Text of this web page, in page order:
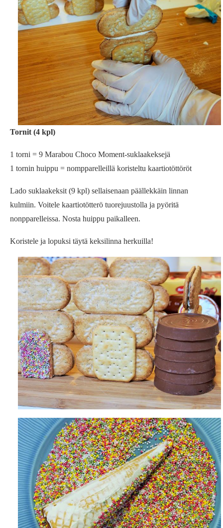
Tornit (4 kpl)
1 torni = 9 Marabou Choco Moment-suklaakeksejä
1 tornin huippu = nompparelleillä koristeltu kaartiotöttöröt
Lado suklaakeksit (9 kpl) sellaisenaan päällekkäin linnan
kulmiin. Voitele kaartiotötterö tuorejuustolla ja pyöritä
nonpparelleissa. Nosta huippu paikalleen.
Koristele ja lopuksi täytä keksilinna herkuilla!